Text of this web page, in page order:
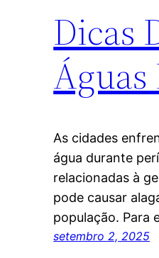
Dicas
As cidades
água durante
relacionadas à
pode causar
população. Para
setembro 2, 2025